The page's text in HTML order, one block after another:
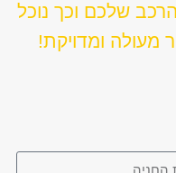
שלכם וכך נוכל
ומדויקת!